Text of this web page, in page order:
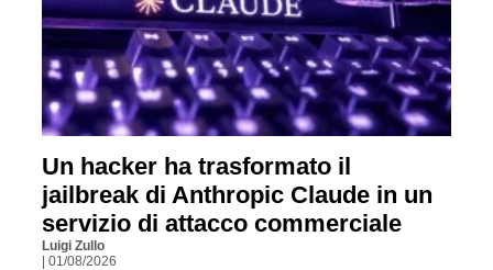
Un hacker ha trasformato il
jailbreak di Anthropic Claude in un
servizio di attacco commerciale
Luigi Zullo
| 01/08/2026